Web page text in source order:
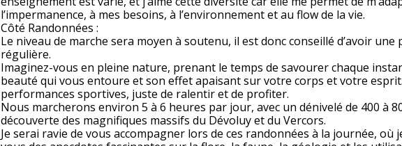
l’impermanence, à mes besoins, à l’environnement et au flow de la vie.
Côté Randonnées :
Le niveau de marche sera moyen à soutenu, il est donc conseillé d’avoir
régulière.
Imaginez-vous en pleine nature, prenant le temps de savourer chaque
beauté qui vous entoure et son effet apaisant sur votre corps et votre
performances sportives, juste de ralentir et de profiter.
Nous marcherons environ 5 à 6 heures par jour, avec un dénivelé de 400 à
découverte des magnifiques massifs du Dévoluy et du Vercors.
Je serai ravie de vous accompagner lors de ces randonnées à la journée, où